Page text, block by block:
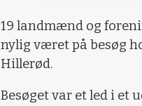
19 landmænd og
nylig været på besøg
Hillerød.
Besøget var et led i et